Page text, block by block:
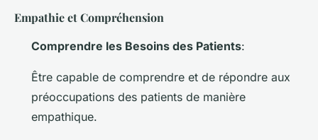
Empathie et Compréhension
Comprendre les Besoins des Patients:
Être capable de comprendre et de répondre aux
préoccupations des patients de manière
empathique.